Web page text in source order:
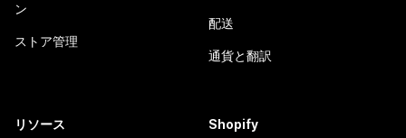
ン
ストア管理
配送
通貨と翻訳
リソース Shopify